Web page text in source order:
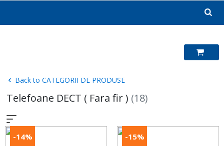
content
Back to CATEGORII DE PRODUSE
Telefoane DECT ( Fara fir ) (18)
-14% -15%